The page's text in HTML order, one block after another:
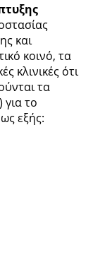
και
κοινό, τα
κλινικές ότι
τα
το
εξής: